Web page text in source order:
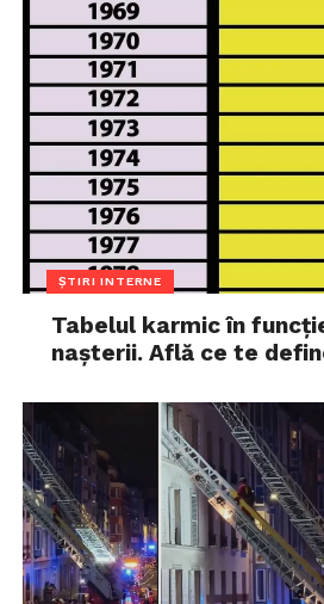
ȘTIRI INTERNE
Tabelul karmic în
nașterii. Află ce te